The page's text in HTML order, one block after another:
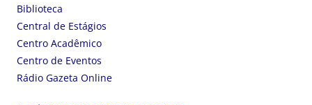
Biblioteca
Central de Estágios
Centro Acadêmico
Centro de Eventos
Rádio Gazeta Online